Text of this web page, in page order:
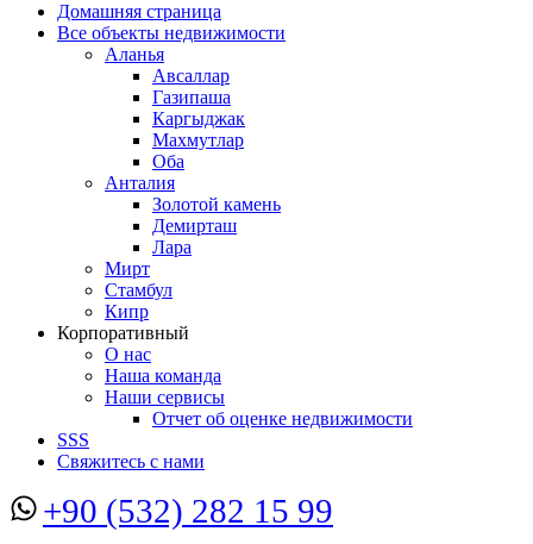
Домашняя страница
Все объекты недвижимости
Аланья
Авсаллар
Газипаша
Каргыджак
Махмутлар
Оба
Анталия
Золотой камень
Демирташ
Лара
Мирт
Стамбул
Кипр
Корпоративный
О нас
Наша команда
Наши сервисы
Отчет об оценке недвижимости
SSS
Свяжитесь с нами
+90 (532) 282 15 99